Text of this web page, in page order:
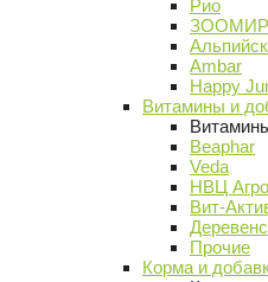
Рио
ЗООМИР
Ambar
Happy
Витамины и
Beaphar
Veda
НВЦ
Вит-
Прочие
Корма и